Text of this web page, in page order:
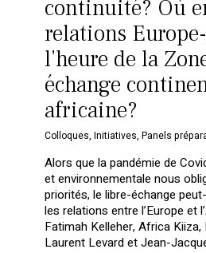
continuité? Où
relations
l’heure de la
échange
africaine?
Colloques,Initiatives,Panels
Alors que la pandémie de
et environnementale nous
priorités, le libre-échange
les relations entre l’Europe et
Fatimah Kelleher, Africa
Laurent Levard et Jean-